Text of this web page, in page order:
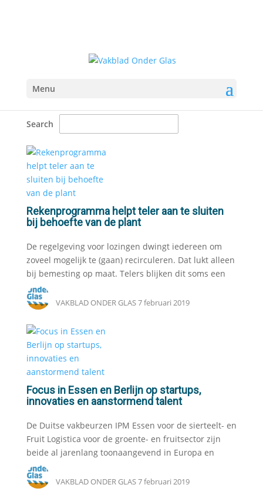
Menu
Search
Rekenprogramma helpt teler aan te sluiten
bij behoefte van de plant
De regelgeving voor lozingen dwingt iedereen om
zoveel mogelijk te (gaan) recirculeren. Dat lukt alleen
bij bemesting op maat. Telers blijken dit soms een
VAKBLAD ONDER GLAS7 februari 2019
Focus in Essen en Berlijn op startups,
innovaties en aanstormend talent
De Duitse vakbeurzen IPM Essen voor de sierteelt- en
Fruit Logistica voor de groente- en fruitsector zijn
beide al jarenlang toonaangevend in Europa en
VAKBLAD ONDER GLAS7 februari 2019